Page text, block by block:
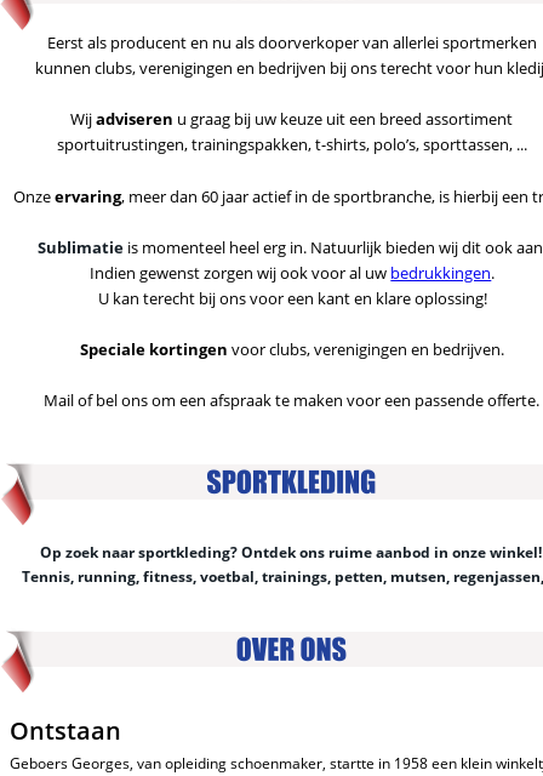
Eerst als producent en nu als doorverkoper van allerlei sportmerken
kunnen clubs, verenigingen en bedrijven bij ons terecht voor hun
Wij adviseren u graag bij uw keuze uit een breed assortiment
sportuitrustingen, trainingspakken, t-shirts, polo’s, sporttassen, ...
Onze ervaring, meer dan 60 jaar actief in de sportbranche, is hierbij een
Sublimatie is momenteel heel erg in. Natuurlijk bieden wij dit ook
Indien gewenst zorgen wij ook voor al uw bedrukkingen.
U kan terecht bij ons voor een kant en klare oplossing!
Speciale kortingen voor clubs, verenigingen en bedrijven.
Mail of bel ons om een afspraak te maken voor een passende offerte.
Ontstaan
Geboers Georges, van opleiding schoenmaker, startte in 1958 een klein
Op zoek naar sportkleding? Ontdek ons ruime aanbod in onze winkel!
Tennis, running, fitness, voetbal, trainings, petten, mutsen,